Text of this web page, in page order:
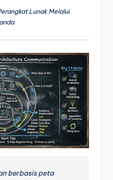
Lunak Melalui
berbasis peta